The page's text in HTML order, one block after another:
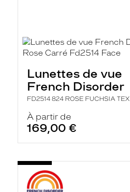
Lunettes de vue
French Disorder
FD2514 824 ROSE FUCHSIA TEX
À partir de
169,00 €